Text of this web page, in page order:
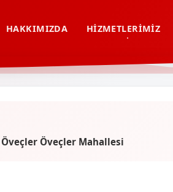
HAKKIMIZDA HIZMETLERIMIZ
Öveçler Mahallesi